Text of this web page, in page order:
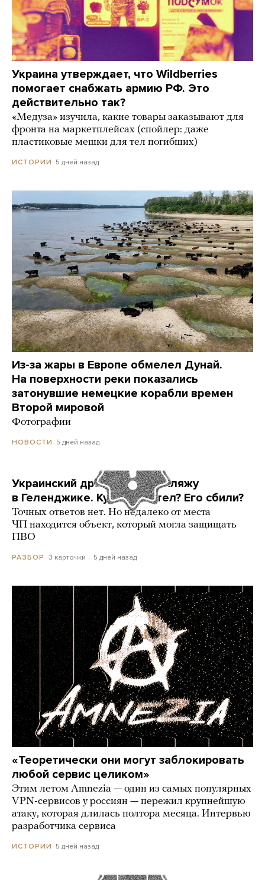
Украина утверждает, что Wildberries
помогает снабжать армию РФ. Это
действительно так?
«Медуза» изучила, какие товары заказывают для
фронта на маркетплейсах (спойлер: даже
пластиковые мешки для тел погибших)
ИСТОРИИ 5 дней назад
Из-за жары в Европе обмелел Дунай.
На поверхности реки показались
затонувшие немецкие корабли времен
Второй мировой
Фотографии
НОВОСТИ 5 дней назад
Украинский дрон попал по пляжу
в Геленджике. Куда он летел? Его сбили?
Точных ответов нет. Но недалеко от места
ЧП находится объект, который могла защищать
ПВО
РАЗБОР 3 карточки 5 дней назад
«Теоретически они могут заблокировать
любой сервис целиком»
Этим летом Amnezia — один из самых популярных
VPN-сервисов у россиян — пережил крупнейшую
атаку, которая длилась полтора месяца. Интервью
разработчика сервиса
ИСТОРИИ 5 дней назад